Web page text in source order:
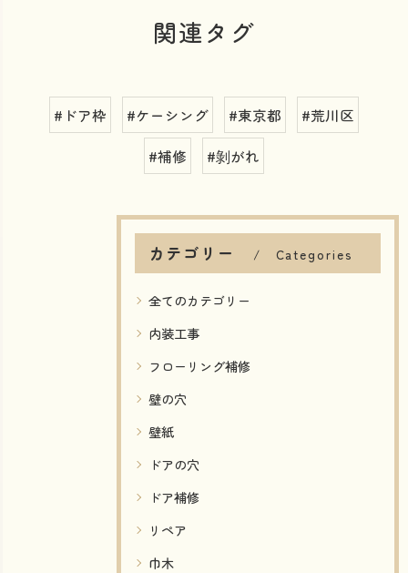
関連タグ
#ドア枠 #ケーシング #東京都 #荒川区
#補修 #剝がれ
カテゴリー Categories
全てのカテゴリー
内装工事
フローリング補修
壁の穴
壁紙
ドアの穴
ドア補修
リペア
巾木